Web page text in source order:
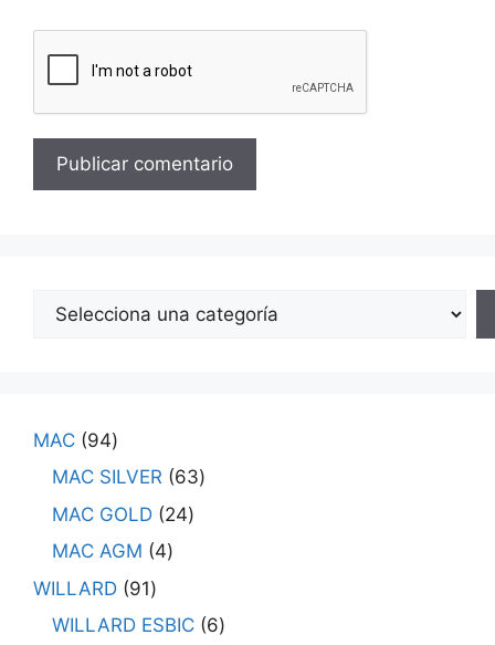
MAC 94
MAC SILVER 63
MAC GOLD 24
MAC AGM
4
WILLARD 91
WILLARD ESBIC 6